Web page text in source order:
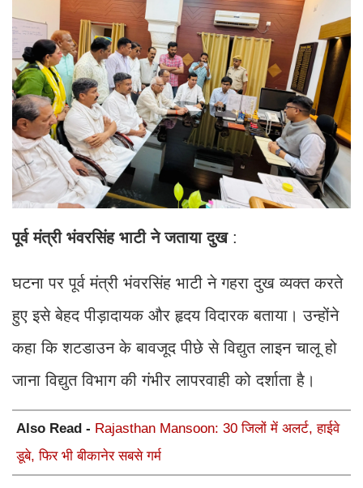
पूर्व मंत्री भंवरसिंह भाटी ने जताया दुख:
घटना पर पूर्व मंत्री भंवरसिंह भाटी ने गहरा दुख व्यक्त करते
हुए इसे बेहद पीड़ादायक और हृदय विदारक बताया। उन्होंने
कहा कि शटडाउन के बावजूद पीछे से विद्युत लाइन चालू हो
जाना विद्युत विभाग की गंभीर लापरवाही को दर्शाता है।
Also Read - Rajasthan Mansoon: 30 जिलों में अलर्ट, हाईवे
डूबे, फिर भी बीकानेर सबसे गर्म